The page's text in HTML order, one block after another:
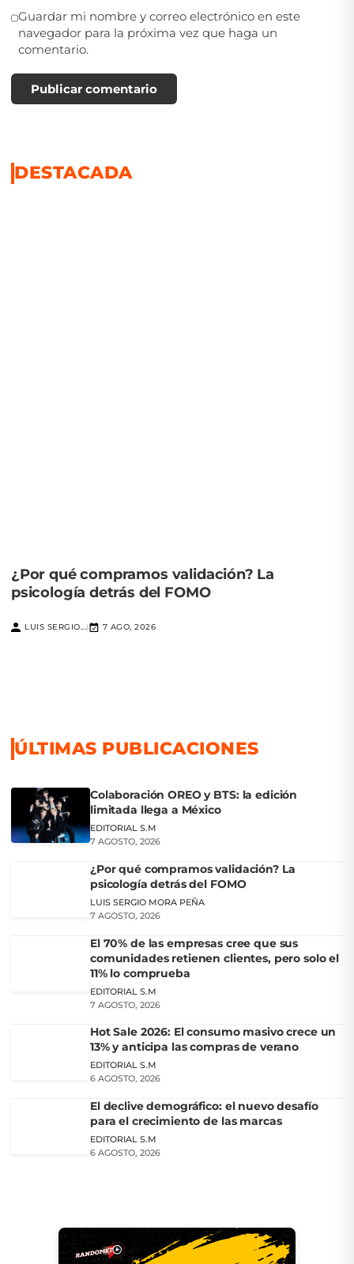
Guardar mi nombre y correo electrónico en este
navegador para la próxima vez que haga un
comentario.
Publicar comentario
DESTACADA
¿Por qué compramos validación? La
psicología detrás del FOMO
LUIS SERGIO...| 7 AGO, 2026
ÚLTIMAS PUBLICACIONES
Colaboración OREO y BTS: la edición
limitada llega a México
EDITORIAL S.M
7 AGOSTO, 2026
¿Por qué compramos validación? La
psicología detrás del FOMO
LUIS SERGIO MORA PEÑA
7 AGOSTO, 2026
El 70% de las empresas cree que sus
comunidades retienen clientes, pero solo el
11% lo comprueba
EDITORIAL S.M
7 AGOSTO, 2026
Hot Sale 2026: El consumo masivo crece un
13% y anticipa las compras de verano
EDITORIAL S.M
6 AGOSTO, 2026
El declive demográfico: el nuevo desafío
para el crecimiento de las marcas
EDITORIAL S.M
6 AGOSTO, 2026